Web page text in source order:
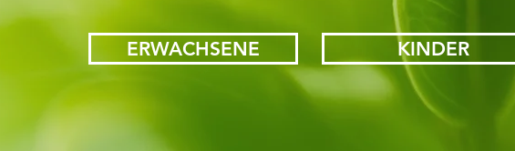
ERWACHSENE KINDER